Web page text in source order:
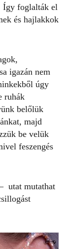
Így foglalták el
és hajlakkok
igazán nem
úgy
ruhák
belőlük
majd
be velük
feszengés
utat mutathat